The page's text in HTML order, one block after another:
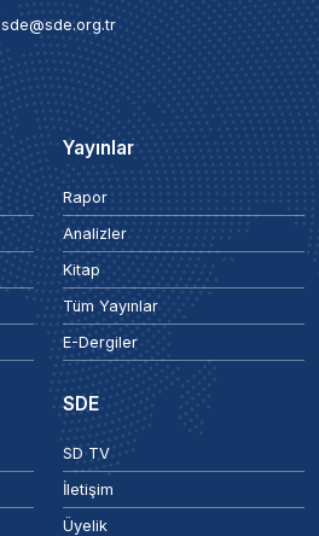
sde@sde.org.tr
Yayınlar
Rapor
Analizler
Kitap
Tüm Yayınlar
E-Dergiler
SDE
SD TV
İletişim
Üyelik